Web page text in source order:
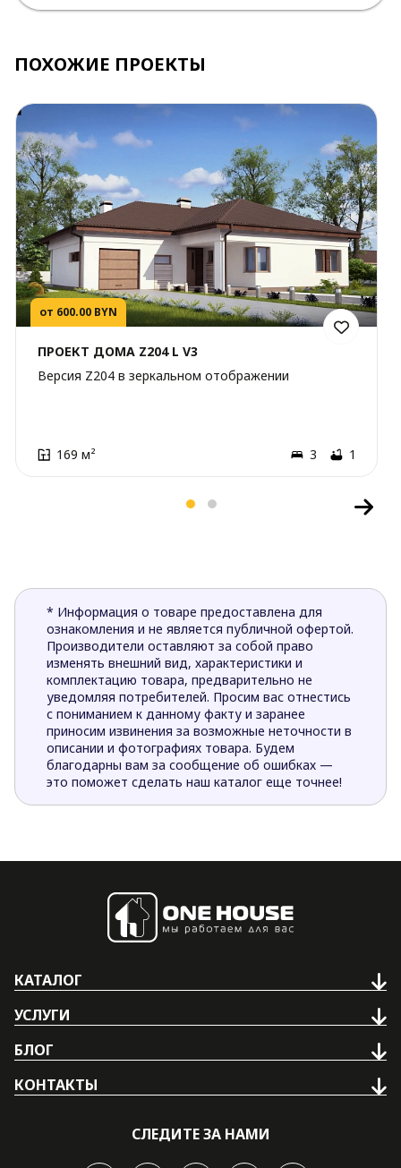
ПОХОЖИЕ ПРОЕКТЫ
от 600.00 BYN
ПРОЕКТ ДОМА Z204 L V3
Версия Z204 в зеркальном отображении
169 м² 3 1
* Информация о товаре предоставлена для
ознакомления и не является публичной офертой.
Производители оставляют за собой право
изменять внешний вид, характеристики и
комплектацию товара, предварительно не
уведомляя потребителей. Просим вас отнестись
с пониманием к данному факту и заранее
приносим извинения за возможные неточности в
описании и фотографиях товара. Будем
благодарны вам за сообщение об ошибках —
это поможет сделать наш каталог еще точнее!
КАТАЛОГ
УСЛУГИ
БЛОГ
КОНТАКТЫ
СЛЕДИТЕ ЗА НАМИ